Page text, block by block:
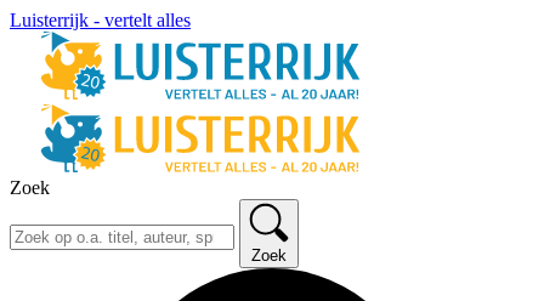
Luisterrijk - vertelt alles
Zoek
Zoek